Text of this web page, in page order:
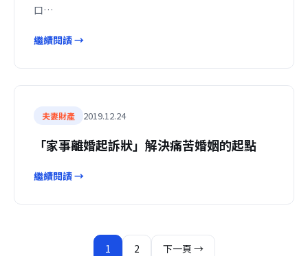
口…
繼續閱讀 →
夫妻財產 2019.12.24
「家事離婚起訴狀」解決痛苦婚姻的起點
繼續閱讀 →
1 2 下一頁 →